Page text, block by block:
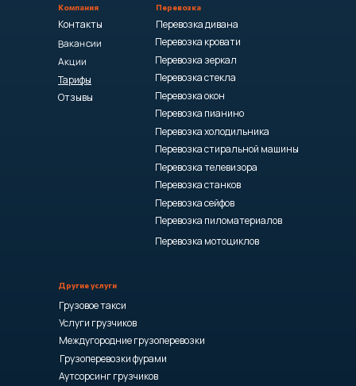
Компания
Контакты
Вакансии
Отзывы
Акции
Другие услуги
Перевозка
Перевозка дивана
Перевозка кровати
Перевозка зеркал
Перевозка стекла
Перевозка окон
Перевозка пианино
Перевозка холодильника
Перевозка стиральной машины
Перевозка телевизора
Перевозка станков
Перевозка сейфов
Перевозка пиломатериалов
Перевозка мотоциклов
Услуги грузчиков
Грузовое такси
Междугородние грузоперевозки
Грузоперевозки фурами
Аутсорсинг грузчиков
Тарифы